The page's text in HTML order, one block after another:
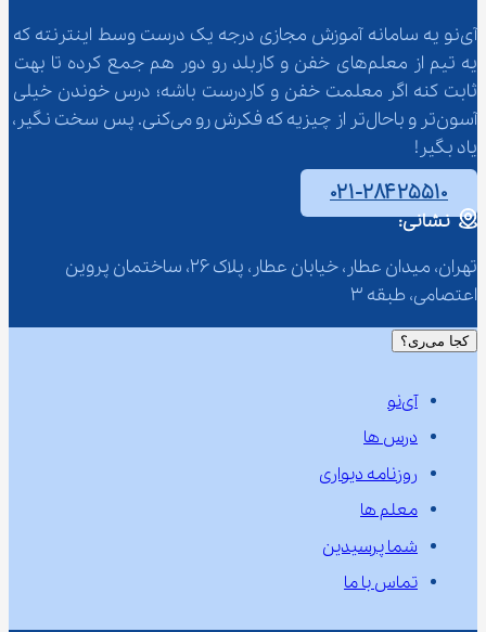
آی‌نو یه سامانه آموزش مجازی درجه یک درست وسط اینترنته که
یه تیم از معلم‌‌های خفن و کاربلد رو دور هم جمع کرده تا بهت
ثابت کنه اگر معلمت خفن و کاردرست باشه؛ درس خوندن خیلی
آسون‌تر و باحال‌تر از چیزیه که فکرش رو می‌کنی. پس سخت نگیر،
یاد بگیر!
۰۲۱-۲۸۴۲۵۵۱۰
نشانی:
تهران، میدان عطار، خیابان عطار، پلاک 26، ساختمان پروین
اعتصامی، طبقه 3
کجا می‌ری؟
آی‌نو
درس ها
روزنامه دیواری
معلم ها
شما پرسیدین
تماس با ما